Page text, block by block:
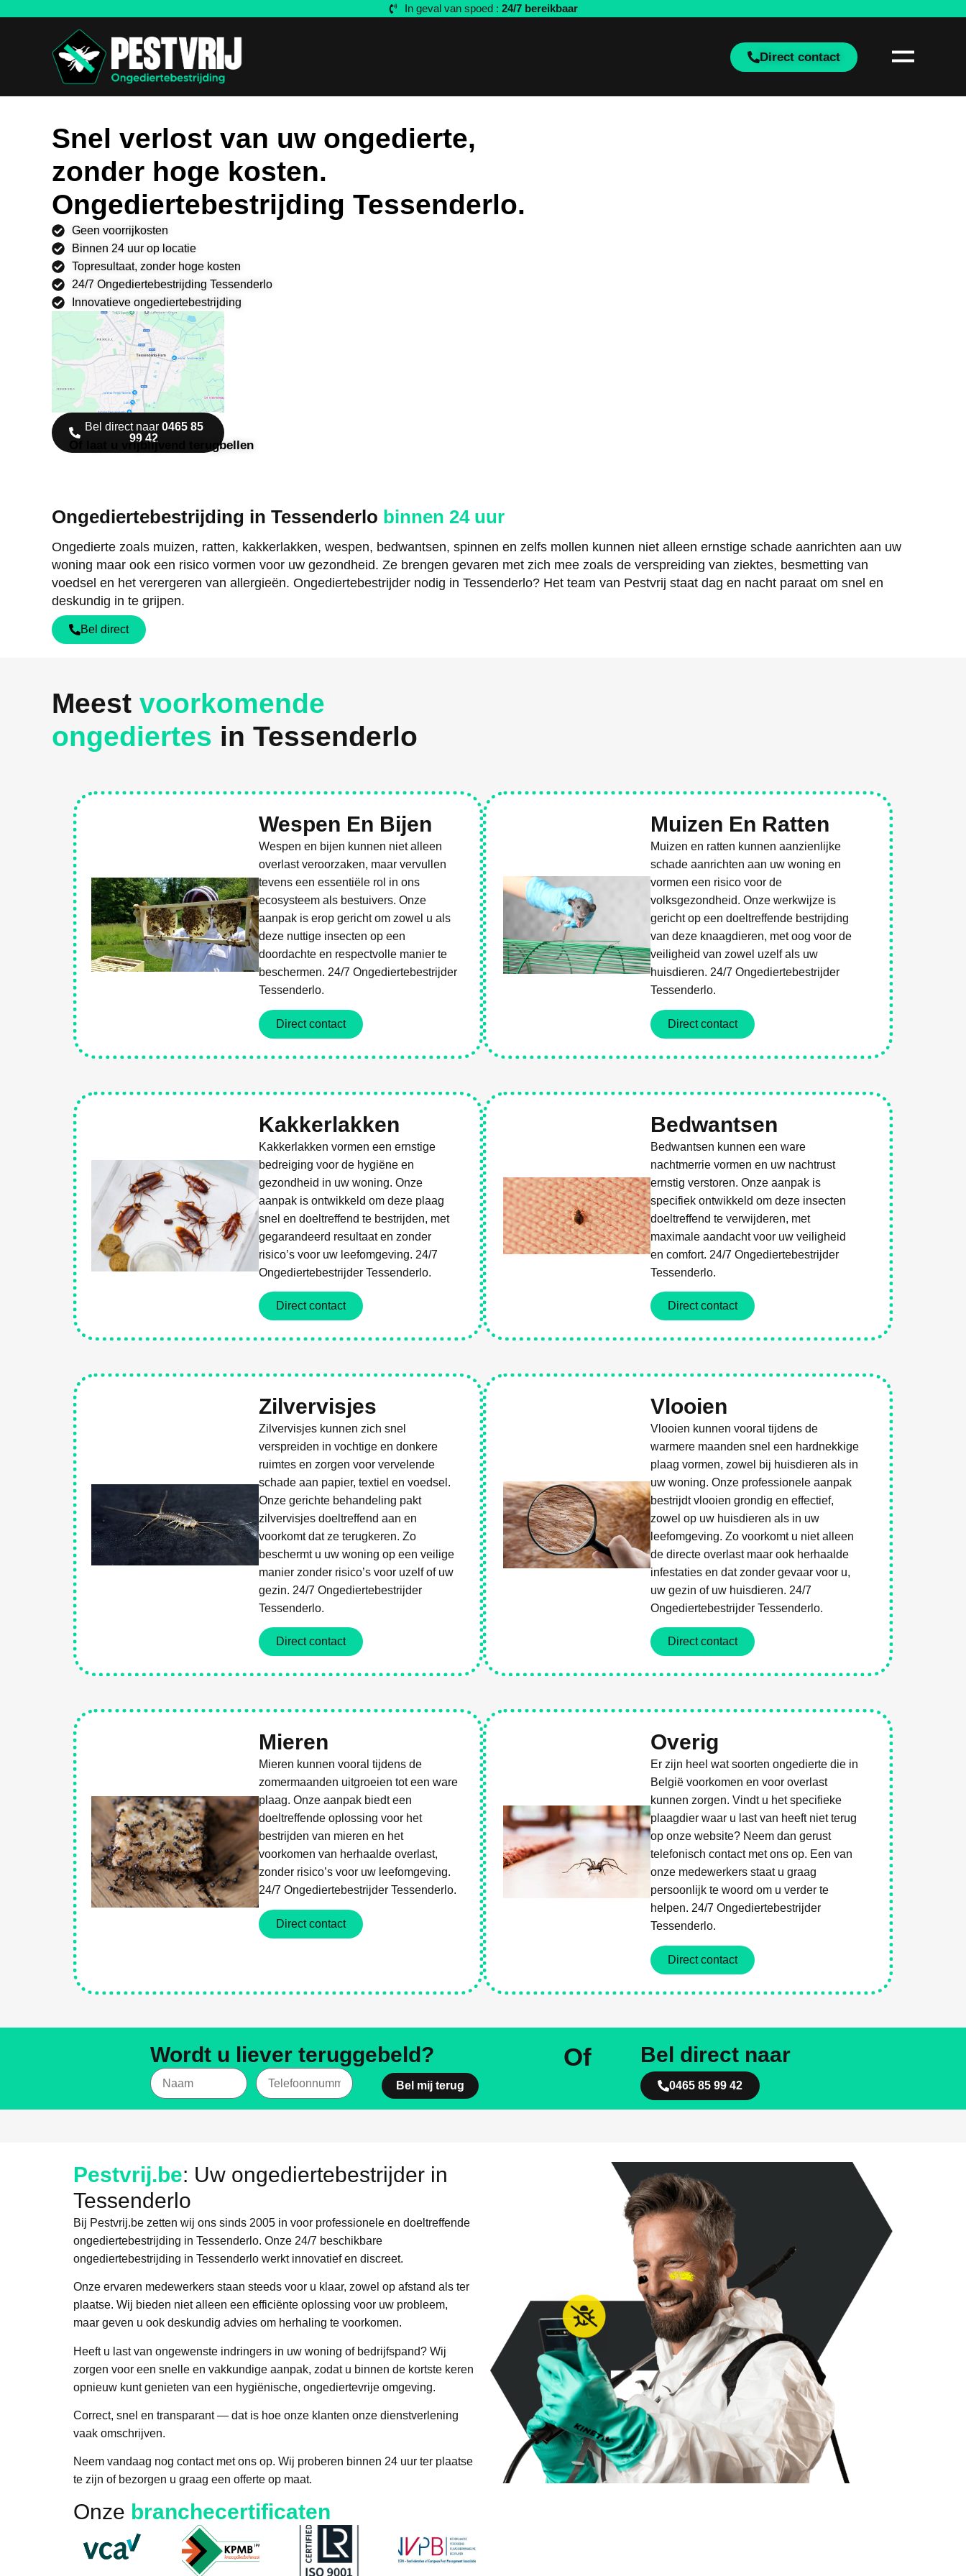
In geval van spoed : 24/7 bereikbaar
Direct contact
Snel verlost van uw ongedierte,
zonder hoge kosten.
Ongediertebestrijding Tessenderlo.
Geen voorrijkosten
Binnen 24 uur op locatie
Topresultaat, zonder hoge kosten
24/7 Ongediertebestrijding Tessenderlo
Innovatieve ongediertebestrijding
Bel direct naar 0465 85
99 42
Of laat u vrijblijvend terugbellen
Ongediertebestrijding in Tessenderlo binnen 24 uur
Ongedierte zoals muizen, ratten, kakkerlakken, wespen, bedwantsen, spinnen en zelfs mollen kunnen niet alleen ernstige schade aanrichten aan uw
woning maar ook een risico vormen voor uw gezondheid. Ze brengen gevaren met zich mee zoals de verspreiding van ziektes, besmetting van
voedsel en het verergeren van allergieën. Ongediertebestrijder nodig in Tessenderlo? Het team van Pestvrij staat dag en nacht paraat om snel en
deskundig in te grijpen.
Bel direct
Meest voorkomende
ongediertes in Tessenderlo
Wespen En Bijen
Wespen en bijen kunnen niet alleen
overlast veroorzaken, maar vervullen
tevens een essentiële rol in ons
ecosysteem als bestuivers. Onze
aanpak is erop gericht om zowel u als
deze nuttige insecten op een
doordachte en respectvolle manier te
beschermen. 24/7 Ongediertebestrijder
Tessenderlo.
Direct contact
Muizen En Ratten
Muizen en ratten kunnen aanzienlijke
schade aanrichten aan uw woning en
vormen een risico voor de
volksgezondheid. Onze werkwijze is
gericht op een doeltreffende bestrijding
van deze knaagdieren, met oog voor de
veiligheid van zowel uzelf als uw
huisdieren. 24/7 Ongediertebestrijder
Tessenderlo.
Direct contact
Kakkerlakken
Kakkerlakken vormen een ernstige
bedreiging voor de hygiëne en
gezondheid in uw woning. Onze
aanpak is ontwikkeld om deze plaag
snel en doeltreffend te bestrijden, met
gegarandeerd resultaat en zonder
risico’s voor uw leefomgeving. 24/7
Ongediertebestrijder Tessenderlo.
Direct contact
Bedwantsen
Bedwantsen kunnen een ware
nachtmerrie vormen en uw nachtrust
ernstig verstoren. Onze aanpak is
specifiek ontwikkeld om deze insecten
doeltreffend te verwijderen, met
maximale aandacht voor uw veiligheid
en comfort. 24/7 Ongediertebestrijder
Tessenderlo.
Direct contact
Zilvervisjes
Zilvervisjes kunnen zich snel
verspreiden in vochtige en donkere
ruimtes en zorgen voor vervelende
schade aan papier, textiel en voedsel.
Onze gerichte behandeling pakt
zilvervisjes doeltreffend aan en
voorkomt dat ze terugkeren. Zo
beschermt u uw woning op een veilige
manier zonder risico’s voor uzelf of uw
gezin. 24/7 Ongediertebestrijder
Tessenderlo.
Direct contact
Vlooien
Vlooien kunnen vooral tijdens de
warmere maanden snel een hardnekkige
plaag vormen, zowel bij huisdieren als in
uw woning. Onze professionele aanpak
bestrijdt vlooien grondig en effectief,
zowel op uw huisdieren als in uw
leefomgeving. Zo voorkomt u niet alleen
de directe overlast maar ook herhaalde
infestaties en dat zonder gevaar voor u,
uw gezin of uw huisdieren. 24/7
Ongediertebestrijder Tessenderlo.
Direct contact
Mieren
Mieren kunnen vooral tijdens de
zomermaanden uitgroeien tot een ware
plaag. Onze aanpak biedt een
doeltreffende oplossing voor het
bestrijden van mieren en het
voorkomen van herhaalde overlast,
zonder risico’s voor uw leefomgeving.
24/7 Ongediertebestrijder Tessenderlo.
Direct contact
Overig
Er zijn heel wat soorten ongedierte die in
België voorkomen en voor overlast
kunnen zorgen. Vindt u het specifieke
plaagdier waar u last van heeft niet terug
op onze website? Neem dan gerust
telefonisch contact met ons op. Een van
onze medewerkers staat u graag
persoonlijk te woord om u verder te
helpen. 24/7 Ongediertebestrijder
Tessenderlo.
Direct contact
Wordt u liever teruggebeld?
Bel mij terug
Of Bel direct naar
0465 85 99 42
Pestvrij.be: Uw ongediertebestrijder in
Tessenderlo
Bij Pestvrij.be zetten wij ons sinds 2005 in voor professionele en doeltreffende
ongediertebestrijding in Tessenderlo. Onze 24/7 beschikbare
ongediertebestrijding in Tessenderlo werkt innovatief en discreet.
Onze ervaren medewerkers staan steeds voor u klaar, zowel op afstand als ter
plaatse. Wij bieden niet alleen een efficiënte oplossing voor uw probleem,
maar geven u ook deskundig advies om herhaling te voorkomen.
Heeft u last van ongewenste indringers in uw woning of bedrijfspand? Wij
zorgen voor een snelle en vakkundige aanpak, zodat u binnen de kortste keren
opnieuw kunt genieten van een hygiënische, ongediertevrije omgeving.
Correct, snel en transparant — dat is hoe onze klanten onze dienstverlening
vaak omschrijven.
Neem vandaag nog contact met ons op. Wij proberen binnen 24 uur ter plaatse
te zijn of bezorgen u graag een offerte op maat.
Onze branchecertificaten